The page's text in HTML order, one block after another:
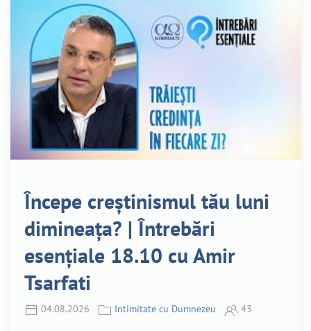
Începe creștinismul tău luni
dimineața? | Întrebări
esențiale 18.10 cu Amir
Tsarfati
04.08.2026 Intimitate cu Dumnezeu 43